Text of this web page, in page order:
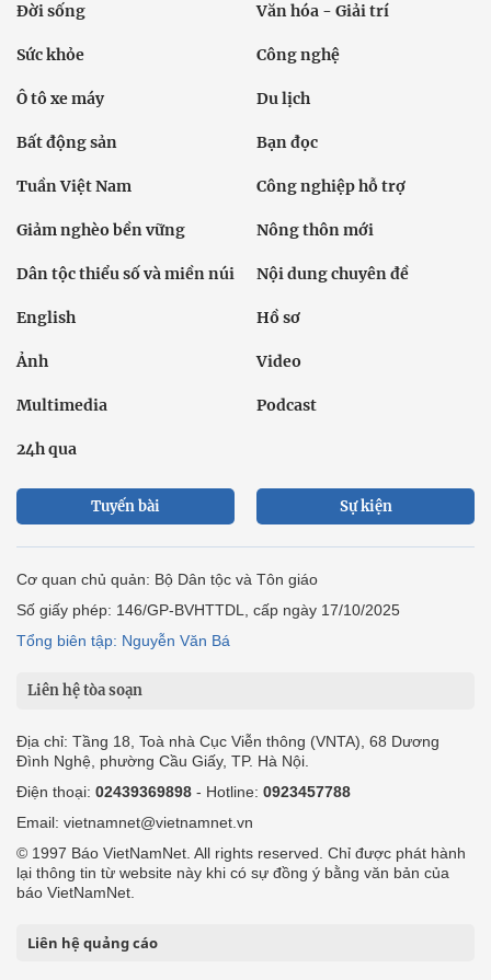
Đời sống Văn hóa - Giải trí
Sức khỏe Công nghệ
Ô tô xe máy Du lịch
Bất động sản Bạn đọc
Tuần Việt Nam Công nghiệp hỗ trợ
Giảm nghèo bền vững Nông thôn mới
Dân tộc thiểu số và miền núi Nội dung chuyên đề
English Hồ sơ
Ảnh Video
Multimedia Podcast
24h qua
Tuyến bài Sự kiện
Cơ quan chủ quản: Bộ Dân tộc và Tôn giáo
Số giấy phép: 146/GP-BVHTTDL, cấp ngày 17/10/2025
Tổng biên tập: Nguyễn Văn Bá
Liên hệ tòa soạn
Địa chỉ: Tầng 18, Toà nhà Cục Viễn thông (VNTA), 68 Dương
Đình Nghệ, phường Cầu Giấy, TP. Hà Nội.
Điện thoại: 02439369898 - Hotline: 0923457788
Email: vietnamnet@vietnamnet.vn
© 1997 Báo VietNamNet. All rights reserved. Chỉ được phát hành
lại thông tin từ website này khi có sự đồng ý bằng văn bản của
báo VietNamNet.
Liên hệ quảng cáo